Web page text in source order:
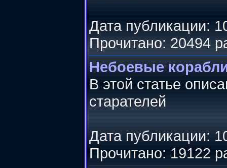
Дата публикации:
Прочитано: 20494
Небоевые
В этой статье
старателей
Дата публикации:
Прочитано: 19122